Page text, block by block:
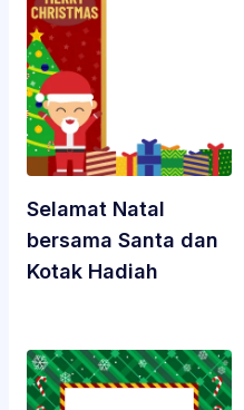
Selamat Natal
bersama Santa dan
Kotak Hadiah